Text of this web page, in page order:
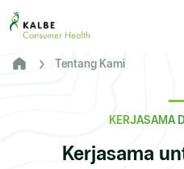
Tentang Kami
KERJASAMA
Kerjasama
Africa
Ghana